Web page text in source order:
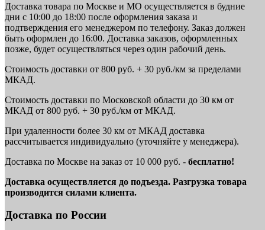
Доставка товара по Москве и МО осуществляется в будние
дни с 10:00 до 18:00 после оформления заказа и
подтверждения его менеджером по телефону. Заказ должен
быть оформлен до 16:00. Доставка заказов, оформленных
позже, будет осуществляться через один рабочий день.
Стоимость доставки от 800 руб. + 30 руб./км за пределами
МКАД.
Стоимость доставки по Московской области до 30 км от
МКАД от 800 руб. + 30 руб./км от МКАД.
При удаленности более 30 км от МКАД доставка
рассчитывается индивидуально (уточняйте у менеджера).
Доставка по Москве на заказ от 10 000 руб. - бесплатно!
Доставка осуществляется до подъезда. Разгрузка товара
производится силами клиента.
Доставка по России